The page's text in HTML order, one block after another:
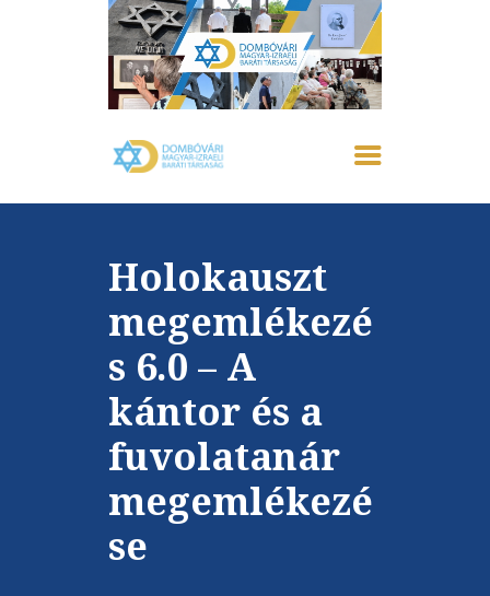
Holokauszt
megemlékezé
s 6.0 – A
kántor és a
fuvolatanár
megemlékezé
se
FŐOLDAL
IZRAELRŐL
AKTUÁLIS
EMLÉKHÁZ
GALÉRIA
PROGRAMOK
KAPCSOLAT